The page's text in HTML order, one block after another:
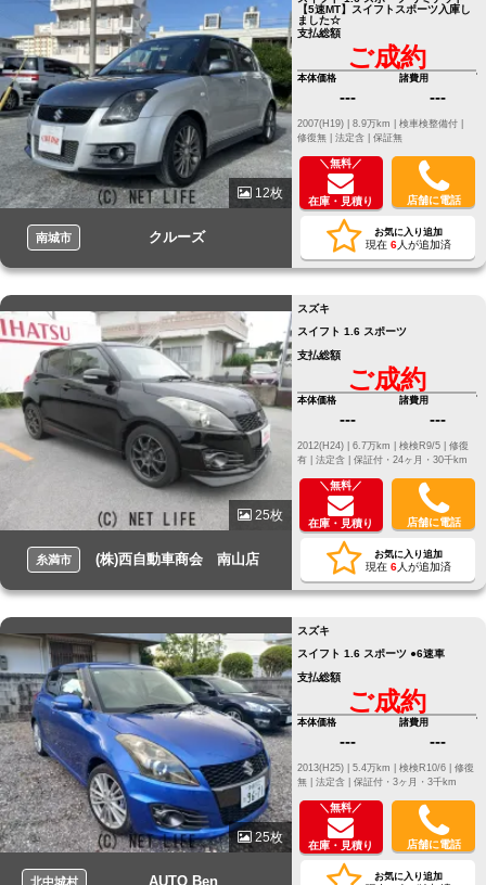
12枚
南城市 クルーズ
【5速MT】スイフトスポーツ入庫し
ました☆
支払総額
ご成約
本体価格
---
諸費用
---
修復無 | 法定含 | 保証無
＼無料／
在庫・見積り 店舗に電話
お気に入り追加
現在 6人が追加済
25枚
糸満市 (株)西自動車商会 南山店
スズキ
スイフト 1.6 スポーツ
支払総額
ご成約
本体価格
---
諸費用
---
修復
有 | 法定含 | 保証付・24ヶ月・30千km
＼無料／
在庫・見積り 店舗に電話
お気に入り追加
現在 6人が追加済
25枚
北中城村 AUTO Ben
スズキ
スイフト 1.6 スポーツ ●6速車
支払総額
ご成約
本体価格
---
諸費用
---
修復
無 | 法定含 | 保証付・3ヶ月・3千km
＼無料／
在庫・見積り 店舗に電話
お気に入り追加